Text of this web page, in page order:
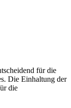
für die
Die Einhaltung der
die